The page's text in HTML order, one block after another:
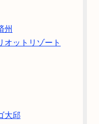
州
オットリゾート
大邱